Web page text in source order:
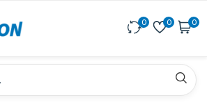
0 0 0